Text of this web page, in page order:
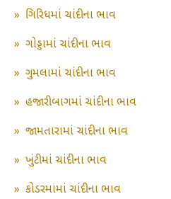
» ગિરિધમાં ચાંદીના ભાવ
» ગોડ્ડામાં ચાંદીના ભાવ
» ગુમલામાં ચાંદીના ભાવ
» હજારીબાગમાં ચાંદીના ભાવ
» જામતારામાં ચાંદીના ભાવ
» ખુંટીમાં ચાંદીના ભાવ
» કોડરમામાં ચાંદીના ભાવ